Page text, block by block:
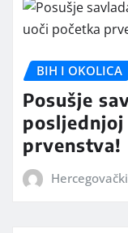
BIH I OKOLICA
Posušje
prvenstva!